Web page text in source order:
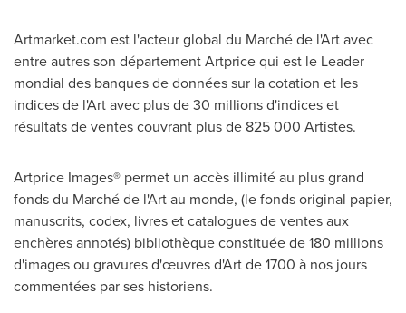
Artmarket.com est l'acteur global du Marché de l'Art avec
entre autres son département Artprice qui est le Leader
mondial des banques de données sur la cotation et les
indices de l'Art avec plus de 30 millions d'indices et
résultats de ventes couvrant plus de 825 000 Artistes.
Artprice Images® permet un accès illimité au plus grand
fonds du Marché de l'Art au monde, (le fonds original papier,
manuscrits, codex, livres et catalogues de ventes aux
enchères annotés) bibliothèque constituée de 180 millions
d'images ou gravures d'œuvres d'Art de 1700 à nos jours
commentées par ses historiens.